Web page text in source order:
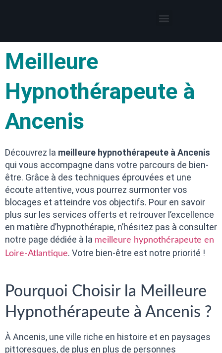
Meilleure
Hypnothérapeute à
Ancenis
Découvrez la meilleure hypnothérapeute à Ancenis
qui vous accompagne dans votre parcours de bien-
être. Grâce à des techniques éprouvées et une
écoute attentive, vous pourrez surmonter vos
blocages et atteindre vos objectifs. Pour en savoir
plus sur les services offerts et retrouver l’excellence
en matière d’hypnothérapie, n’hésitez pas à consulter
notre page dédiée à la meilleure hypnothérapeute en
Loire-Atlantique. Votre bien-être est notre priorité !
Pourquoi Choisir la Meilleure
Hypnothérapeute à Ancenis ?
À Ancenis, une ville riche en histoire et en paysages
pittoresques, de plus en plus de personnes